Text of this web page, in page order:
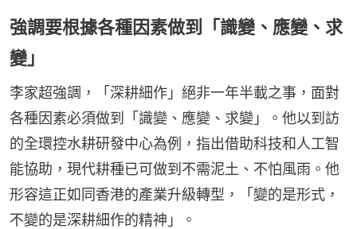
強調要根據各種因素做到「識變、應變、求
變」
李家超強調，「深耕細作」絕非一年半載之事，面對
各種因素必須做到「識變、應變、求變」。他以到訪
的全環控水耕研發中心為例，指出借助科技和人工智
能協助，現代耕種已可做到不需泥土、不怕風雨。他
形容這正如同香港的產業升級轉型，「變的是形式，
不變的是深耕細作的精神」。